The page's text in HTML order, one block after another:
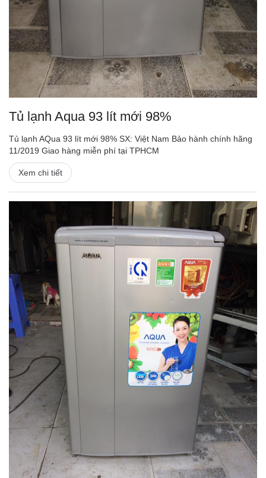
Tủ lạnh Aqua 93 lít mới 98%
Tủ lạnh AQua 93 lít mới 98% SX: Việt Nam Bảo hành chính hãng
11/2019 Giao hàng miễn phí tại TPHCM
Xem chi tiết